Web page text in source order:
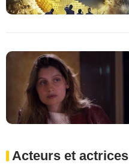
Acteurs et actrices